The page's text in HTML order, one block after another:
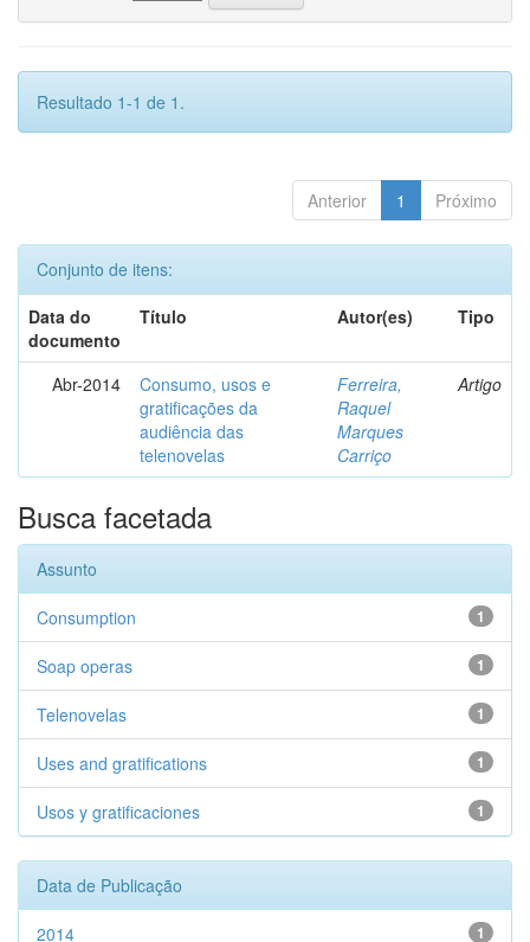
Resultado 1-1 de 1.
Anterior 1 Próximo
Conjunto de itens:
Data do
documento
Título Autor(es) Tipo
Abr-2014
Consumo, usos e
gratificações da
audiência das
telenovelas
Ferreira,
Raquel
Marques
Carriço
Artigo
Busca facetada
Assunto
1
Consumption
1
Soap operas
1
Telenovelas
1
Uses and gratifications
1
Usos y gratificaciones
Data de Publicação
1
2014